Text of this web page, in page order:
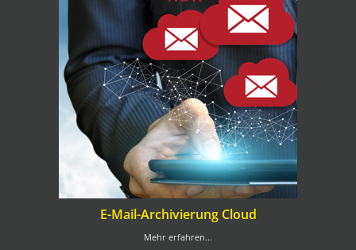
E-Mail-Archivierung Cloud
Mehr erfahren...